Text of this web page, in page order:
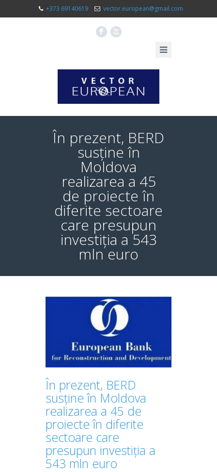
+373 69140619 vector.european@gmail.com
F X
În prezent, BERD
susține în
Moldova
realizarea a 45
de proiecte în
diferite sectoare
care presupun
investiția a 543
mln euro
În prezent, BERD
susține în Moldova
realizarea a 45 de
proiecte în diferite
sectoare care
presupun investiția a
543 mln euro